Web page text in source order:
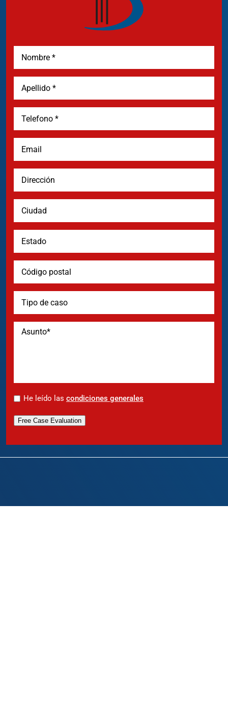
* He leído las condiciones generales
Free Case Evaluation